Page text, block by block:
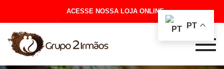
ACESSE NOSSA LOJA ONLINE
PT